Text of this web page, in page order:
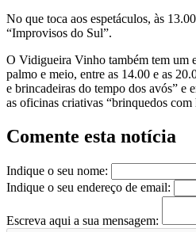
No que toca aos espetáculos, às
“Improvisos do Sul”.
O Vidigueira Vinho também tem um
palmo e meio, entre as 14.00 e as
e brincadeiras do tempo dos avós” e
as oficinas criativas “brinquedos com
Comente esta notícia
Indique o seu nome:
Indique o seu endereço de email:
Escreva aqui a sua mensagem: